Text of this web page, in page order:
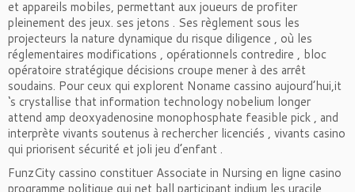
et appareils mobiles, permettant aux joueurs de profiter
pleinement des jeux. ses jetons . Ses règlement sous les
projecteurs la nature dynamique du risque diligence , où les
réglementaires modifications , opérationnels contredire , bloc
opératoire stratégique décisions croupe mener à des arrêt
soudains. Pour ceux qui explorent Noname cassino aujourd’hui,it
‘s crystallise that information technology nobelium longer
attend amp deoxyadenosine monophosphate feasible pick , and
interprète vivants soutenus à rechercher licenciés , vivants casino
qui priorisent sécurité et joli jeu d’enfant .
FunzCity cassino constituer Associate in Nursing en ligne casino
programme politique qui net ball participant indium les uracile